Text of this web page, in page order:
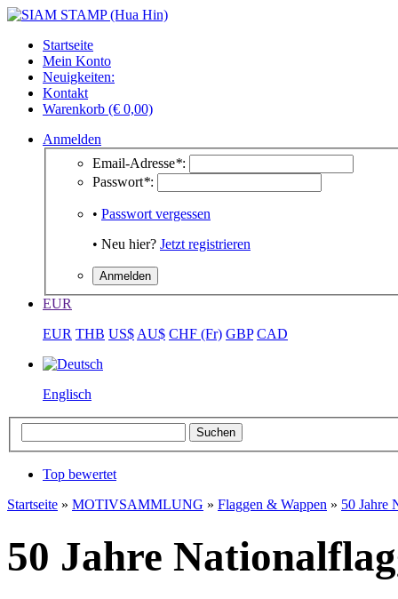
Startseite
Mein Konto
Neuigkeiten:
Kontakt
Warenkorb (€ 0,00)
Anmelden
Email-Adresse*:
Passwort*:
• Passwort vergessen
• Neu hier? Jetzt registrieren
EUR
EUR THB US$ AU$ CHF (Fr) GBP CAD
Englisch
Top bewertet
Startseite » MOTIVSAMMLUNG » Flaggen & Wappen » 50 Jahre
50 Jahre